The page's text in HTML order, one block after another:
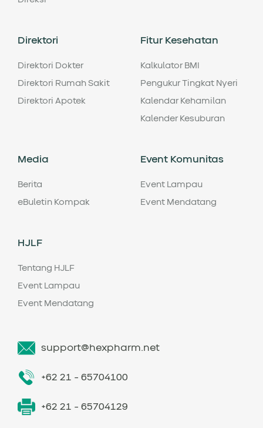
Direktori
Direktori Dokter
Direktori Rumah Sakit
Direktori Apotek
Fitur Kesehatan
Kalkulator BMI
Pengukur Tingkat Nyeri
Kalendar Kehamilan
Kalender Kesuburan
Media
Berita
eBuletin Kompak
Event Komunitas
Event Lampau
Event Mendatang
HJLF
Tentang HJLF
Event Lampau
Event Mendatang
support@hexpharm.net
+62 21 - 65704100
+62 21 - 65704129